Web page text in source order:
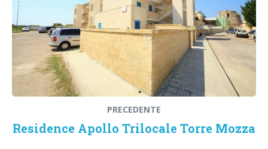
PRECEDENTE
Residence Apollo Trilocale Torre Mozza